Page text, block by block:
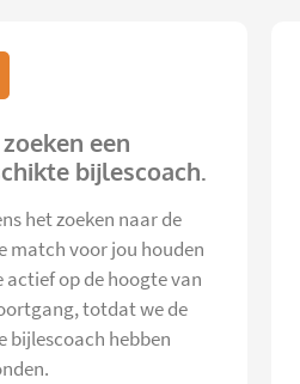
een
bijlescoach.
het zoeken naar de
match voor jou houden
actief op de hoogte van
totdat we de
bijlescoach hebben